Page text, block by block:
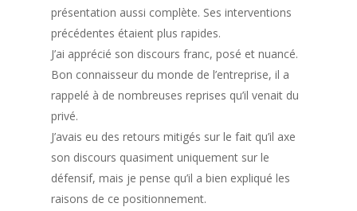
présentation aussi complète. Ses interventions
précédentes étaient plus rapides.
J’ai apprécié son discours franc, posé et nuancé.
Bon connaisseur du monde de l’entreprise, il a
rappelé à de nombreuses reprises qu’il venait du
privé.
J’avais eu des retours mitigés sur le fait qu’il axe
son discours quasiment uniquement sur le
défensif, mais je pense qu’il a bien expliqué les
raisons de ce positionnement.